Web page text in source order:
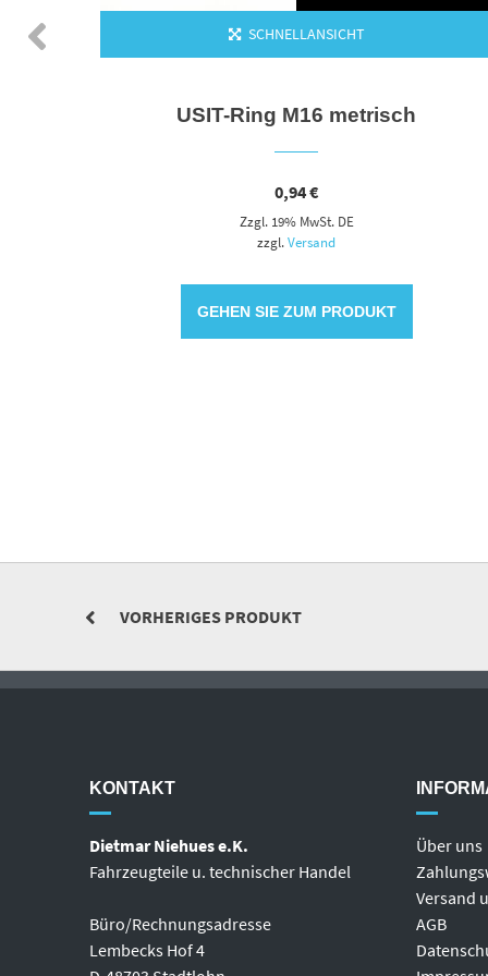
SCHNELLANSICHT
USIT-Ring M16 metrisch
0,94€
Zzgl. 19% MwSt. DE
zzgl.Versand
GEHEN SIE ZUM PRODUKT
VORHERIGES PRODUKT
KONTAKT
Dietmar Niehues e.K.
Fahrzeugteile u. technischer Handel
Büro/Rechnungsadresse
Lembecks Hof 4
Über uns
Versand
AGB